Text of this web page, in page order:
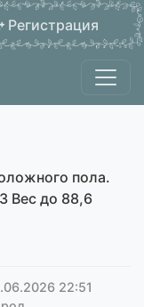
Регистрация
пола.
Вес до 88,6
22:51